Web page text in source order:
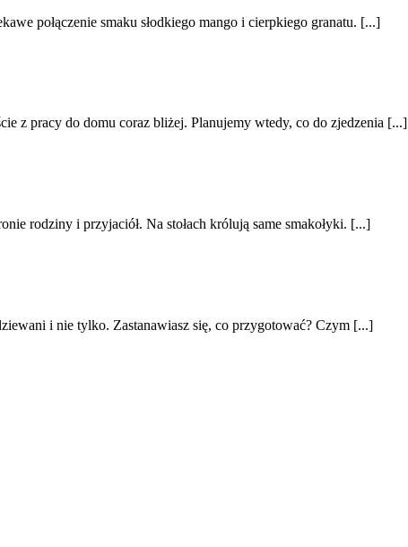
połączenie smaku słodkiego mango i cierpkiego granatu. [...]
z pracy do domu coraz bliżej. Planujemy wtedy, co do zjedzenia [...]
rodziny i przyjaciół. Na stołach królują same smakołyki. [...]
i nie tylko. Zastanawiasz się, co przygotować? Czym [...]